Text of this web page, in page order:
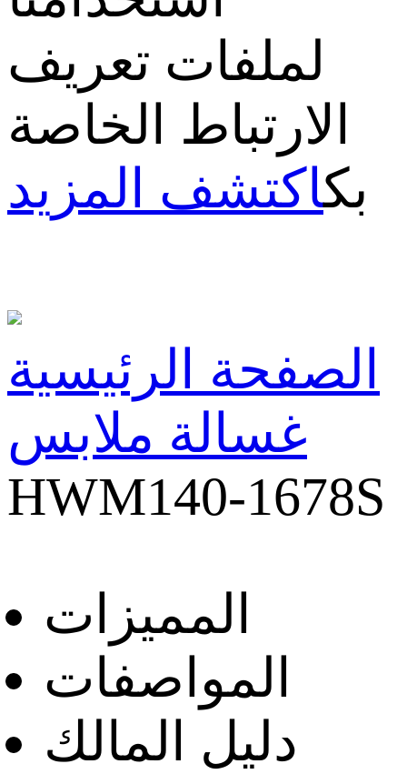
لملفات تعريف
الارتباط الخاصة
بكاكتشف المزيد
الصفحة الرئيسية
غسالة ملابس
HWM140-1678S
المميزات
المواصفات
دليل المالك